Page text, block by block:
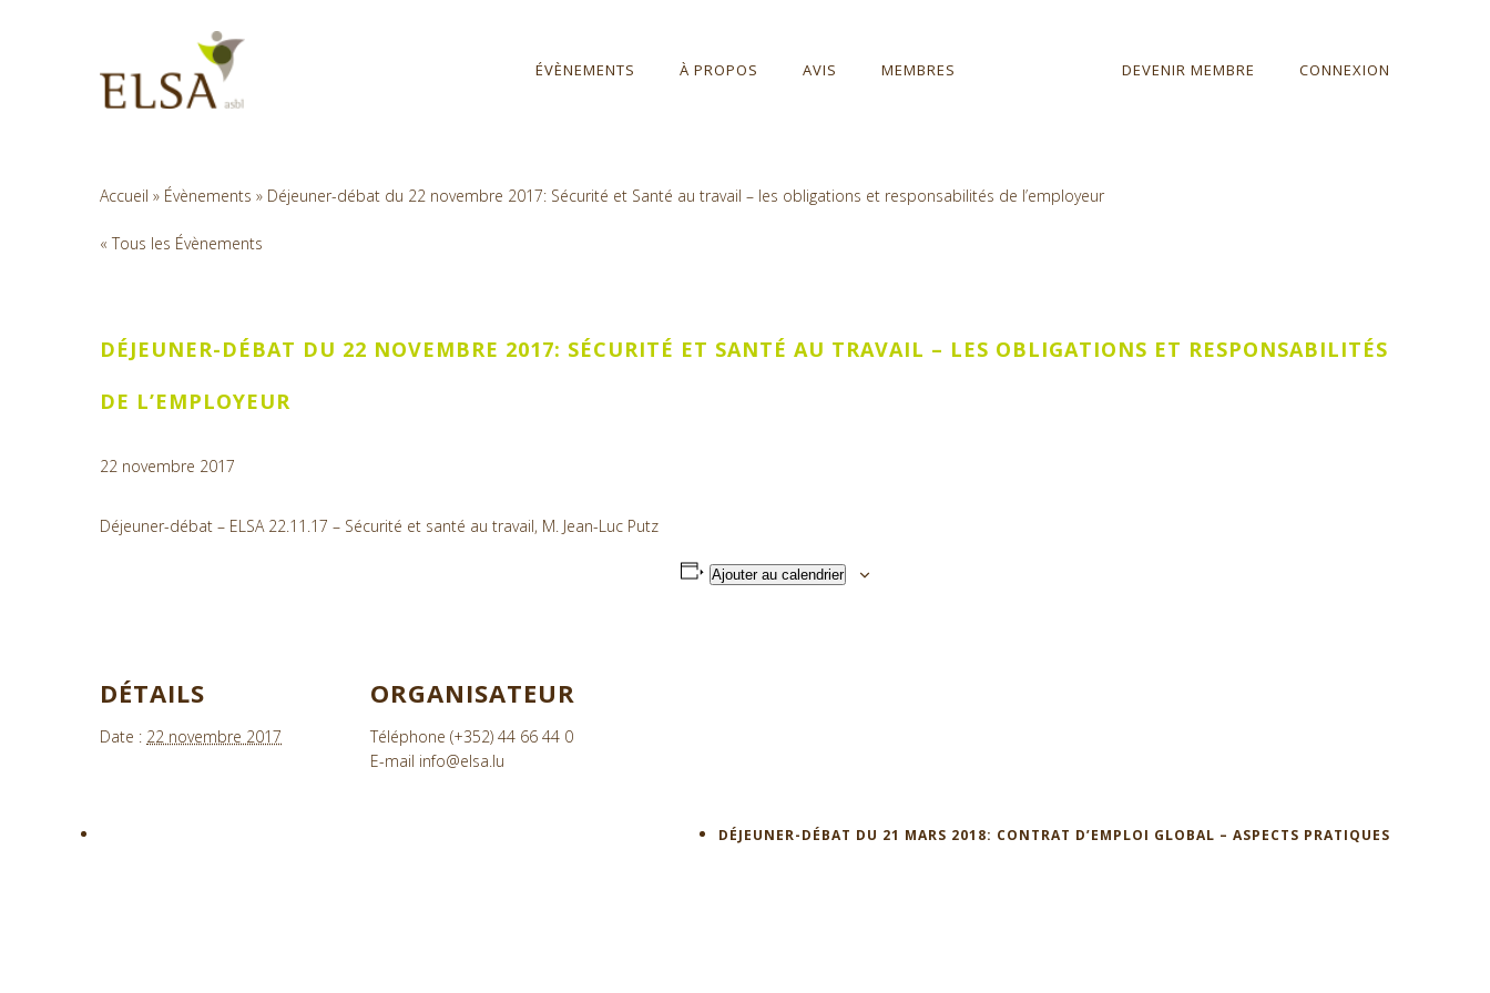
ÉVÈNEMENTS À PROPOS AVIS MEMBRES DEVENIR MEMBRE CONNEXION
Accueil » Évènements » Déjeuner-débat du 22 novembre 2017: Sécurité et Santé au travail – les obligations et responsabilités de l’employeur
« Tous les Évènements
DÉJEUNER-DÉBAT DU 22 NOVEMBRE 2017: SÉCURITÉ ET SANTÉ AU TRAVAIL – LES OBLIGATIONS ET RESPONSABILITÉS
DE L’EMPLOYEUR
22 novembre 2017
Déjeuner-débat – ELSA 22.11.17 – Sécurité et santé au travail, M. Jean-Luc Putz
Ajouter au calendrier
DÉTAILS
Date : 22 novembre 2017
ORGANISATEUR
Téléphone (+352) 44 66 44 0
E-mail info@elsa.lu
DÉJEUNER-DÉBAT DU 21 MARS 2018: CONTRAT D’EMPLOI GLOBAL – ASPECTS PRATIQUES